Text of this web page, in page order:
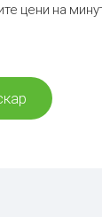
цени на